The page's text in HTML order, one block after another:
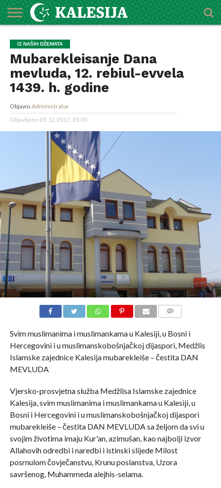
O
MEDŽLISU
DŽEMATI
IMAMI
MEKTEBSKI
CENTAR
VIJESTI
HUTBE
NAJAVE
KALENDAR
KONTAKT
IZ NAŠIH DŽEMATA
Mubarekleisanje Dana
mevluda, 12. rebiul-evvela
1439. h. godine
Objavio Administrator
Objavljeno 01.12.2017. 01:05
Svim muslimanima i muslimankama u Kalesiji, u Bosni i
Hercegovini i u muslimanskobošnjačkoj dijaspori, Medžlis
Islamske zajednice Kalesija mubarekleiše – čestita DAN
MEVLUDA
Vjersko-prosvjetna služba Medžlisa Islamske zajednice
Kalesija, svim muslimanima i muslimankama u Kalesiji, u
Bosni i Hercegovini i u muslimanskobošnjačkoj dijaspori
mubarekleiše – čestita DAN MEVLUDA sa željom da svi u
svojim životima imaju Kur'an, azimušan, kao najbolji izvor
Allahovih odredbi i naredbi i istinski slijede Milost
posrnulom čovječanstvu, Krunu poslanstva, Uzora
savršenog, Muhammeda alejhis-selama.